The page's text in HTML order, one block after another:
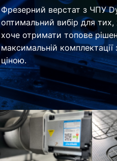
Фрезерний верстат з ЧПУ
оптимальний вибір для тих,
хоче отримати топове
максимальній
ціною.